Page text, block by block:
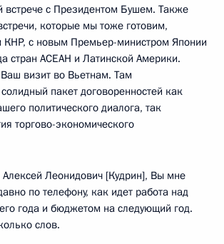
с Президентом Бушем. Также
которые мы тоже готовим,
КНР, с новым Премьер-министром Японии
стран АСЕАН и Латинской Америки.
визит во Вьетнам. Там
пакет договоренностей как
политического диалога, так
торгово-экономического
Леонидович [Кудрин], Вы мне
по телефону, как идет работа над
года и бюджетом на следующий год.
слов.